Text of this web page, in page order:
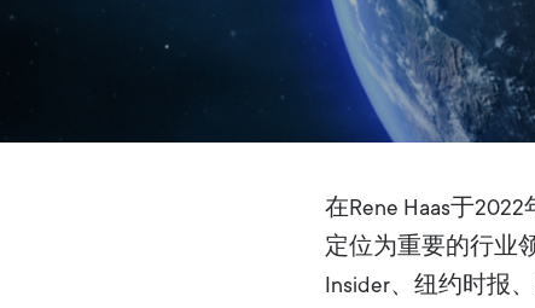
在Rene Haas于
定位为重要的行业
Insider、纽约时报